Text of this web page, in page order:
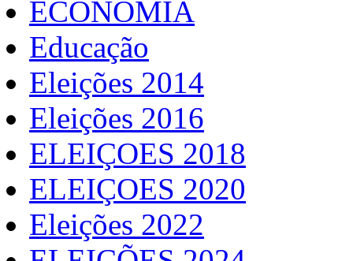
ECONOMIA
Educação
Eleições 2014
Eleições 2016
ELEIÇOES 2018
ELEIÇOES 2020
Eleições 2022